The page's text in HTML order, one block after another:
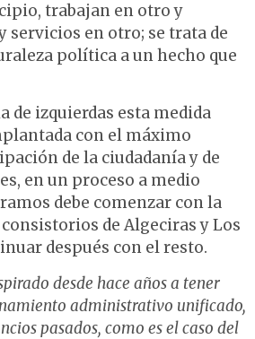
trabajan en otro y
servicios en otro; se trata de
política a un hecho que
de izquierdas esta medida
con el máximo
de la ciudadanía y de
en un proceso a medio
debe comenzar con la
de Algeciras y Los
después con el resto.
desde hace años a tener
administrativo unificado,
pasados, como es el caso del